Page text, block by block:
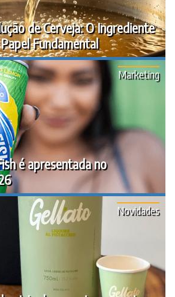
de Cerveja: O Ingrediente
Fundamental
é apresentada no
Marketing
Novidades